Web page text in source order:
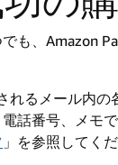
も、Amazon
れるメール内
話番号、メモ
」を参照してくだ